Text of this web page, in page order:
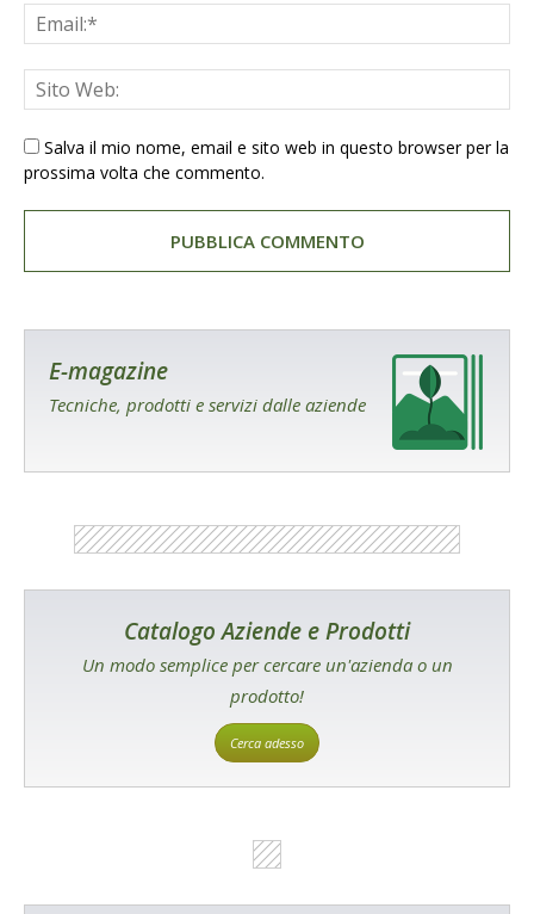
Salva il mio nome, email e sito web in questo browser per la
prossima volta che commento.
E-magazine
Tecniche, prodotti e servizi dalle aziende
Catalogo Aziende e Prodotti
Un modo semplice per cercare un'azienda o un
prodotto!
Cerca adesso